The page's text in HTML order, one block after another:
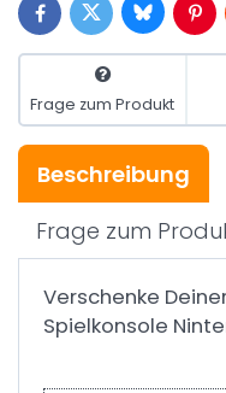
FacebookTwitterBluesky
Frage zum Produkt
Beschreibung
Frage zum
Verschenke
Spielkonsole